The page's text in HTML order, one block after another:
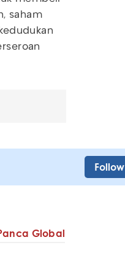
saham
Follow
Global